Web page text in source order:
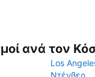
ανά τον
Los
Ντένβερ